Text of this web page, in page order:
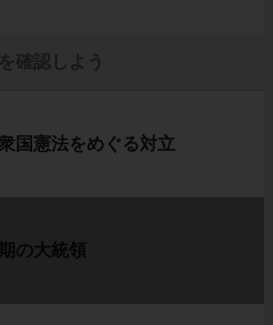
確認しよう
国憲法をめぐる対立
の大統領